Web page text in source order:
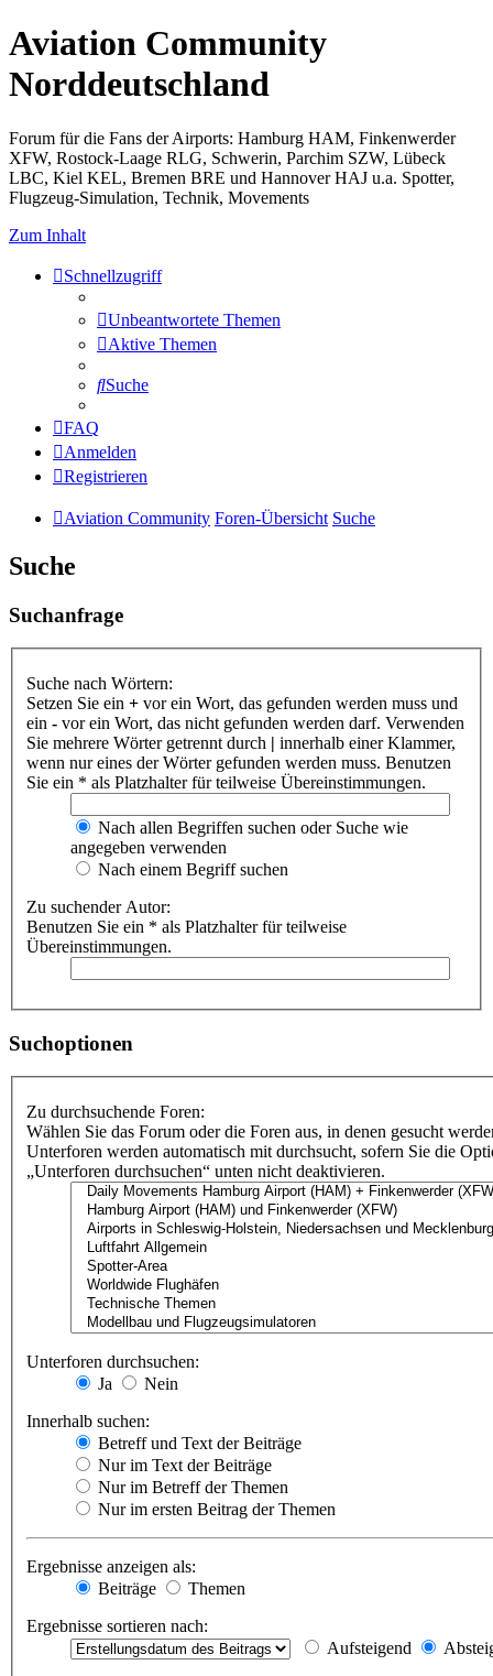
Aviation Community
Norddeutschland
Forum für die Fans der Airports: Hamburg HAM, Finkenwerder
XFW, Rostock-Laage RLG, Schwerin, Parchim SZW, Lübeck
LBC, Kiel KEL, Bremen BRE und Hannover HAJ u.a. Spotter,
Flugzeug-Simulation, Technik, Movements
Zum Inhalt
Schnellzugriff
Unbeantwortete Themen
Aktive Themen
Suche
FAQ
Anmelden
Registrieren
Aviation Community Foren-Übersicht Suche
Suche
Suchanfrage
Suche nach Wörtern:
Setzen Sie ein + vor ein Wort, das gefunden werden muss und
ein - vor ein Wort, das nicht gefunden werden darf. Verwenden
Sie mehrere Wörter getrennt durch | innerhalb einer Klammer,
wenn nur eines der Wörter gefunden werden muss. Benutzen
Sie ein * als Platzhalter für teilweise Übereinstimmungen.
Nach allen Begriffen suchen oder Suche wie
angegeben verwenden
Nach einem Begriff suchen
Zu suchender Autor:
Benutzen Sie ein * als Platzhalter für teilweise
Übereinstimmungen.
Suchoptionen
Zu durchsuchende Foren:
Wählen Sie das Forum oder die Foren aus, in denen gesucht
Unterforen werden automatisch mit durchsucht, sofern Sie die
„Unterforen durchsuchen“ unten nicht deaktivieren.
Unterforen durchsuchen:
Ja
Nein
Innerhalb suchen:
Betreff und Text der Beiträge
Nur im Text der Beiträge
Nur im Betreff der Themen
Nur im ersten Beitrag der Themen
Ergebnisse anzeigen als:
Beiträge
Themen
Ergebnisse sortieren nach:
Aufsteigend